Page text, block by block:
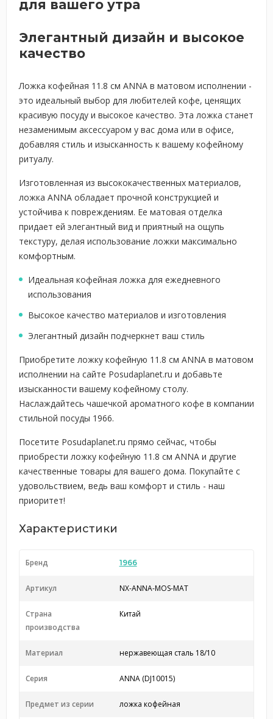
для вашего утра
Элегантный дизайн и высокое
качество
Ложка кофейная 11.8 см ANNA в матовом исполнении -
это идеальный выбор для любителей кофе, ценящих
красивую посуду и высокое качество. Эта ложка станет
незаменимым аксессуаром у вас дома или в офисе,
добавляя стиль и изысканность к вашему кофейному
ритуалу.
Изготовленная из высококачественных материалов,
ложка ANNA обладает прочной конструкцией и
устойчива к повреждениям. Ее матовая отделка
придает ей элегантный вид и приятный на ощупь
текстуру, делая использование ложки максимально
комфортным.
Идеальная кофейная ложка для ежедневного
использования
Высокое качество материалов и изготовления
Элегантный дизайн подчеркнет ваш стиль
Приобретите ложку кофейную 11.8 см ANNA в матовом
исполнении на сайте Posudaplanet.ru и добавьте
изысканности вашему кофейному столу.
Наслаждайтесь чашечкой ароматного кофе в компании
стильной посуды 1966.
Посетите Posudaplanet.ru прямо сейчас, чтобы
приобрести ложку кофейную 11.8 см ANNA и другие
качественные товары для вашего дома. Покупайте с
удовольствием, ведь ваш комфорт и стиль - наш
приоритет!
Характеристики
Бренд 1966
Артикул NX-ANNA-MOS-MAT
Страна
производства
Китай
Материал нержавеющая сталь 18/10
Серия ANNA (DJ10015)
Предмет из серии ложка кофейная